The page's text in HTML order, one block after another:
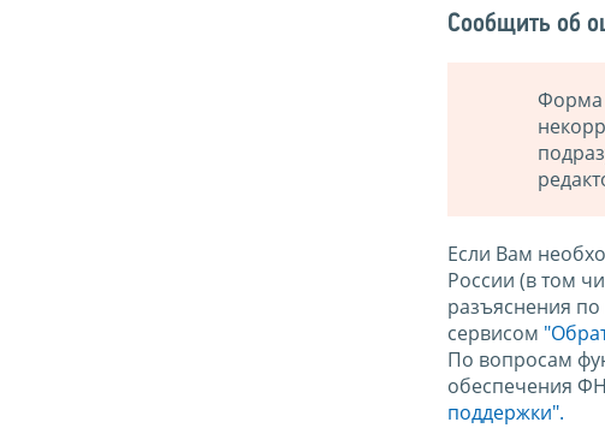
Сообщить об
Форма
Если Вам
России (в том
разъяснения
сервисом
По вопросам
обеспечения
поддержки".